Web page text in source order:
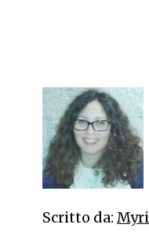
Scritto da: